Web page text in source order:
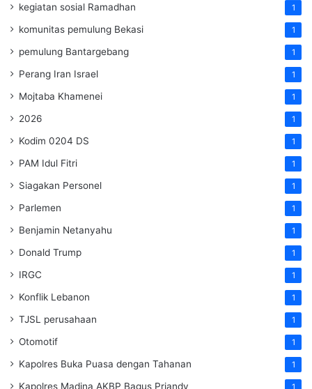
kegiatan sosial Ramadhan 1
komunitas pemulung Bekasi 1
pemulung Bantargebang 1
Perang Iran Israel 1
Mojtaba Khamenei 1
2026 1
Kodim 0204 DS 1
PAM Idul Fitri 1
Siagakan Personel 1
Parlemen 1
Benjamin Netanyahu 1
Donald Trump 1
IRGC 1
Konflik Lebanon 1
TJSL perusahaan 1
Otomotif 1
Kapolres Buka Puasa dengan Tahanan 1
Kapolres Madina AKBP Bagus Priandy 1